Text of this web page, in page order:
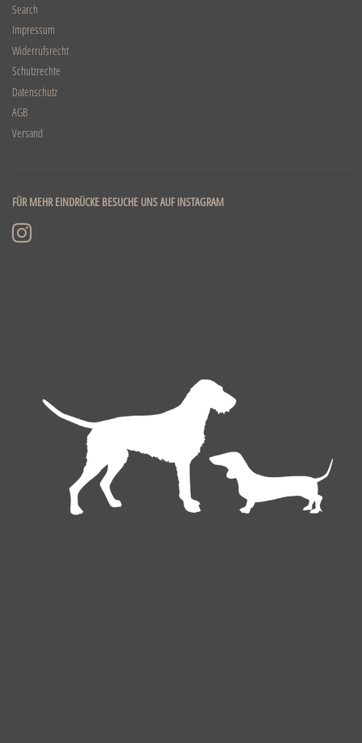
Search
Impressum
Widerrufsrecht
Schutzrechte
Datenschutz
AGB
Versand
FÜR MEHR EINDRÜCKE BESUCHE UNS AUF INSTAGRAM